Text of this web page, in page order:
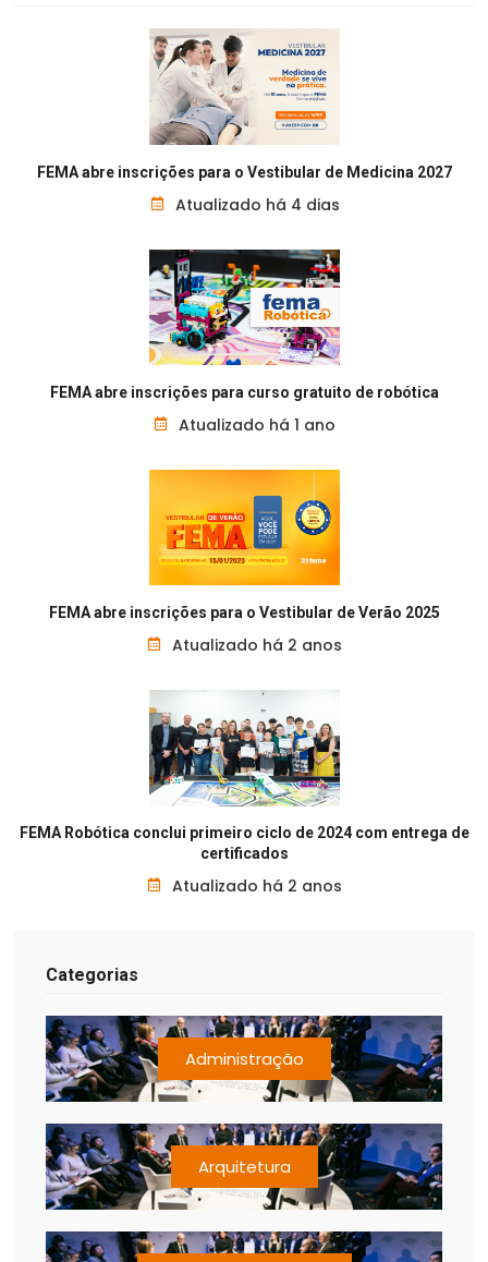
FEMA abre inscrições para o Vestibular de Medicina 2027
Atualizado há 4 dias
FEMA abre inscrições para curso gratuito de robótica
Atualizado há 1 ano
FEMA abre inscrições para o Vestibular de Verão 2025
Atualizado há 2 anos
FEMA Robótica conclui primeiro ciclo de 2024 com entrega de
certificados
Atualizado há 2 anos
Categorias
Administração
Arquitetura